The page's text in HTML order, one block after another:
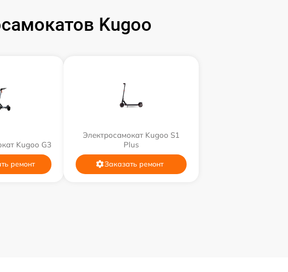
Kugoo
Kugoo G3
ремонт
Электросамокат Kugoo S1
Plus
Заказать ремонт